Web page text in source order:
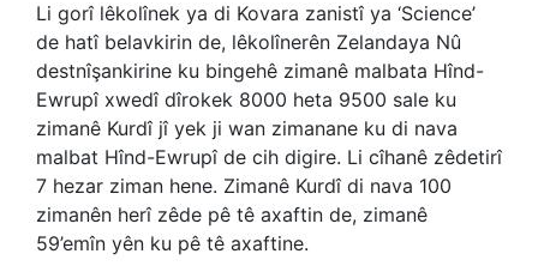
Li gorî lêkolînek ya di Kovara zanistî ya ‘Science’
de hatî belavkirin de, lêkolînerên Zelandaya Nû
destnîşankirine ku bingehê zimanê malbata Hînd-
Ewrupî xwedî dîrokek 8000 heta 9500 sale ku
zimanê Kurdî jî yek ji wan zimanane ku di nava
malbat Hînd-Ewrupî de cih digire. Li cîhanê zêdetirî
7 hezar ziman hene. Zimanê Kurdî di nava 100
zimanên herî zêde pê tê axaftin de, zimanê
59’emîn yên ku pê tê axaftine.